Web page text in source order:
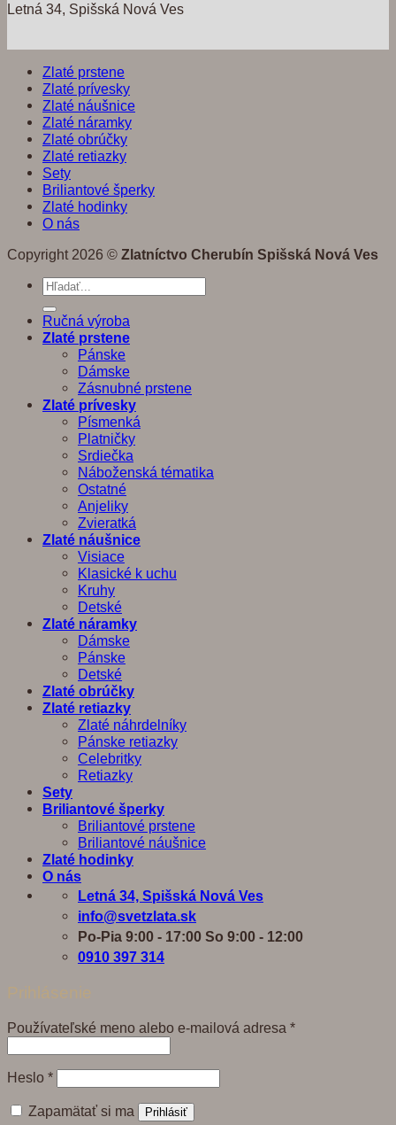
Letná 34, Spišská Nová Ves
Zlaté prstene
Zlaté prívesky
Zlaté náušnice
Zlaté náramky
Zlaté obrúčky
Zlaté retiazky
Sety
Briliantové šperky
Zlaté hodinky
O nás
Copyright 2026 © Zlatníctvo Cherubín Spišská Nová Ves
Hľadať:
Ručná výroba
Zlaté prstene
Pánske
Dámske
Zásnubné prstene
Zlaté prívesky
Písmenká
Platničky
Srdiečka
Náboženská tématika
Ostatné
Anjeliky
Zvieratká
Zlaté náušnice
Visiace
Klasické k uchu
Kruhy
Detské
Zlaté náramky
Dámske
Pánske
Detské
Zlaté obrúčky
Zlaté retiazky
Zlaté náhrdelníky
Pánske retiazky
Celebritky
Retiazky
Sety
Briliantové šperky
Briliantové prstene
Briliantové náušnice
Zlaté hodinky
O nás
Letná 34, Spišská Nová Ves
info@svetzlata.sk
Po-Pia 9:00 - 17:00 So 9:00 - 12:00
0910 397 314
Prihlásenie
Používateľské meno alebo e-mailová adresa *Povinné
Heslo *Povinné
Zapamätať si ma Prihlásiť